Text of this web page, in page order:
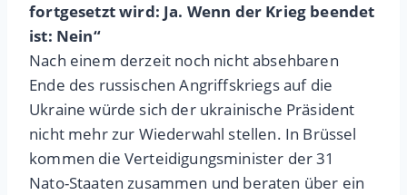
fortgesetzt wird: Ja. Wenn der Krieg beendet
ist: Nein“
Nach einem derzeit noch nicht absehbaren
Ende des russischen Angriffskriegs auf die
Ukraine würde sich der ukrainische Präsident
nicht mehr zur Wiederwahl stellen. In Brüssel
kommen die Verteidigungsminister der 31
Nato-Staaten zusammen und beraten über ein